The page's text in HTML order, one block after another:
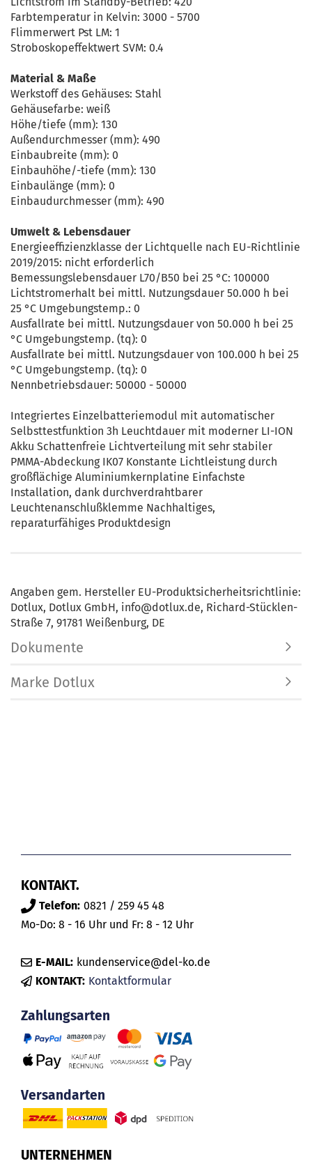
Farbtemperatur in Kelvin: 3000 - 5700
Flimmerwert Pst LM: 1
Stroboskopeffektwert SVM: 0.4
Material & Maße
Werkstoff des Gehäuses: Stahl
Gehäusefarbe: weiß
Höhe/tiefe (mm): 130
Außendurchmesser (mm): 490
Einbaubreite (mm): 0
Einbauhöhe/-tiefe (mm): 130
Einbaulänge (mm): 0
Einbaudurchmesser (mm): 490
Umwelt & Lebensdauer
Energieeffizienzklasse der Lichtquelle nach EU-Richtlinie
2019/2015: nicht erforderlich
Bemessungslebensdauer L70/B50 bei 25 °C: 100000
Lichtstromerhalt bei mittl. Nutzungsdauer 50.000 h bei
25 °C Umgebungstemp.: 0
Ausfallrate bei mittl. Nutzungsdauer von 50.000 h bei 25
°C Umgebungstemp. (tq): 0
Ausfallrate bei mittl. Nutzungsdauer von 100.000 h bei 25
°C Umgebungstemp. (tq): 0
Nennbetriebsdauer: 50000 - 50000
Integriertes Einzelbatteriemodul mit automatischer
Selbsttestfunktion 3h Leuchtdauer mit moderner LI-ION
Akku Schattenfreie Lichtverteilung mit sehr stabiler
PMMA-Abdeckung IK07 Konstante Lichtleistung durch
großflächige Aluminiumkernplatine Einfachste
Installation, dank durchverdrahtbarer
Leuchtenanschlußklemme Nachhaltiges,
reparaturfähiges Produktdesign
Angaben gem. Hersteller EU-Produktsicherheitsrichtlinie:
Dotlux, Dotlux GmbH, info@dotlux.de, Richard-Stücklen-
Straße 7, 91781 Weißenburg, DE
Dokumente
Marke Dotlux
KONTAKT.
Telefon: 0821 / 259 45 48
Mo-Do: 8 - 16 Uhr und Fr: 8 - 12 Uhr
E-MAIL: kundenservice@del-ko.de
KONTAKT: Kontaktformular
Zahlungsarten
Versandarten
UNTERNEHMEN